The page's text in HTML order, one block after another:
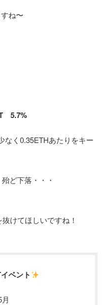
ね〜
5.7%
なく0.35ETHあたりをキー
ど下落・・・
けてほしいですね！
ベント